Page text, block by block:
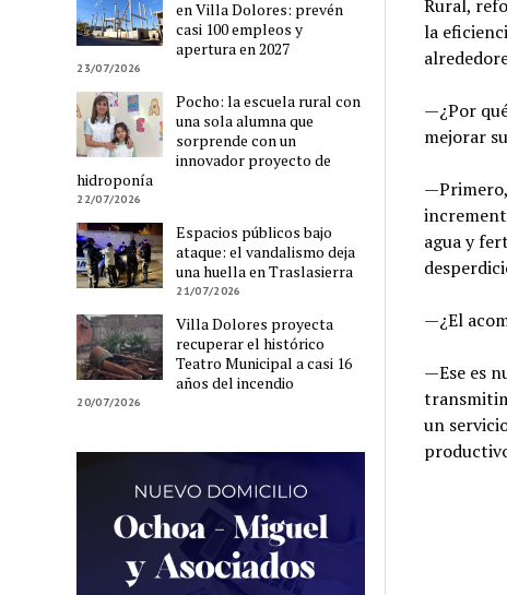
en Villa Dolores: prevén
casi 100 empleos y
apertura en 2027
23/07/2026
Pocho: la escuela rural con
una sola alumna que
sorprende con un
innovador proyecto de
hidroponía
22/07/2026
Espacios públicos bajo
ataque: el vandalismo deja
una huella en Traslasierra
21/07/2026
Villa Dolores proyecta
recuperar el histórico
Teatro Municipal a casi 16
años del incendio
20/07/2026
Rural,
la
—¿Por
mejorar
agua y
—¿El
—Ese es
un